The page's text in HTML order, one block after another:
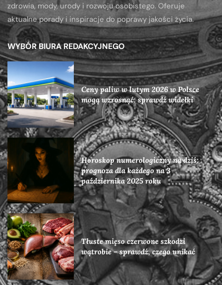
zdrowia, mody, urody i rozwoju osobistego. Oferuje
aktualne porady i inspiracje do poprawy jakości życia.
WYBÓR BIURA REDAKCYJNEGO
Ceny paliw w lutym 2026 w Polsce
mogą wzrosnąć: sprawdź widełki
Horoskop numerologiczny na dziś:
prognoza dla każdego na 3
października 2025 roku
Tłuste mięso czerwone szkodzi
wątrobie – sprawdź, czego unikać